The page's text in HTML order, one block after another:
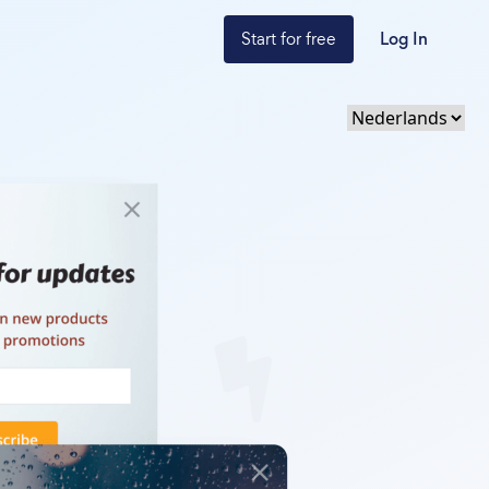
Start for free Log In